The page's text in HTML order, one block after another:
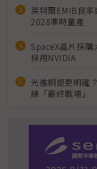
英特爾EMIB良
2028準時量產
SpaceX晶片採
採用NVIDIA
光進銅退更明確
線「最終戰場」